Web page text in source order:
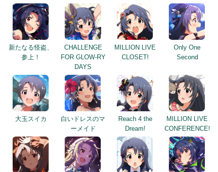
新たなる怪盗、
参上！
CHALLENGE
FOR GLOW-RY
DAYS
MILLION LIVE
CLOSET!
Only One
Second
大玉スイカ
白いドレスのマ
ーメイド
Reach 4 the
Dream!
MILLION LIVE
CONFERENCE!